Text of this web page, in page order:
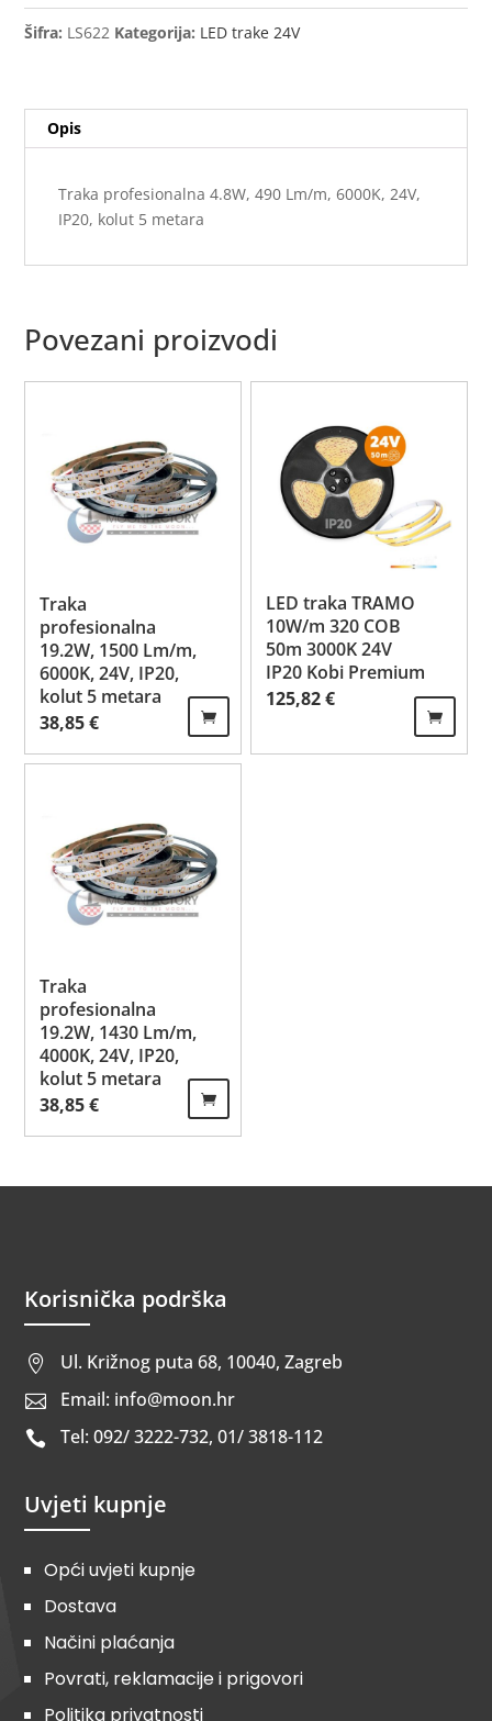
6000K,
kolut
metara
Šifra: LS622 Kategorija: LED trake 24V
Opis
Traka profesionalna 4.8W, 490 Lm/m, 6000K, 24V,
IP20, kolut 5 metara
Povezani proizvodi
Traka
profesionalna
19.2W, 1500 Lm/m,
6000K, 24V, IP20,
kolut 5 metara
38,85€
LED traka TRAMO
10W/m 320 COB
50m 3000K 24V
IP20 Kobi Premium
125,82€
Traka
profesionalna
19.2W, 1430 Lm/m,
4000K, 24V, IP20,
kolut 5 metara
38,85€
Korisnička podrška
 Ul. Križnog puta 68, 10040, Zagreb
 Email: info@moon.hr
 Tel: 092/ 3222-732, 01/ 3818-112
Uvjeti kupnje
Opći uvjeti kupnje
Dostava
Načini plaćanja
Povrati, reklamacije i prigovori
Politika privatnosti